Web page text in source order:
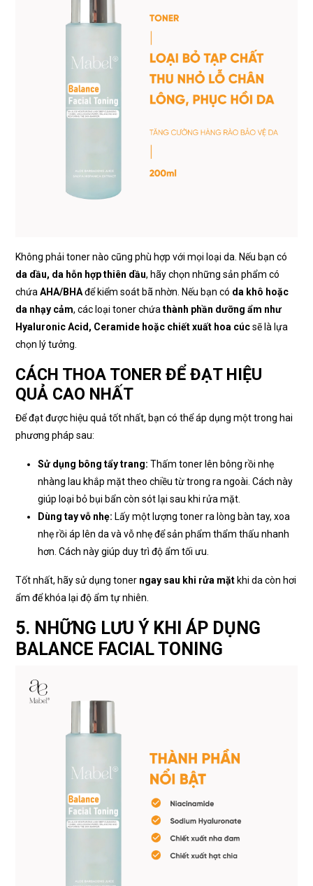
Không phải toner nào cũng phù hợp với mọi loại da. Nếu bạn có
da dầu, da hỗn hợp thiên dầu, hãy chọn những sản phẩm có
chứaAHA/BHAđể kiểm soát bã nhờn. Nếu bạn có da khô hoặc
da nhạy cảm, các loại toner chứathành phần dưỡng ẩm như
Hyaluronic Acid, Ceramide hoặc chiết xuất hoa cúcsẽ là lựa
chọn lý tưởng.
CÁCH THOA TONER ĐỂ ĐẠT HIỆU
QUẢ CAO NHẤT
Để đạt được hiệu quả tốt nhất, bạn có thể áp dụng một trong hai
phương pháp sau:
Sử dụng bông tẩy trang: Thấm toner lên bông rồi nhẹ
nhàng lau khắp mặt theo chiều từ trong ra ngoài. Cách này
giúp loại bỏ bụi bẩn còn sót lại sau khi rửa mặt.
Dùng tay vỗ nhẹ: Lấy một lượng toner ra lòng bàn tay, xoa
nhẹ rồi áp lên da và vỗ nhẹ để sản phẩm thẩm thấu nhanh
hơn. Cách này giúp duy trì độ ẩm tối ưu.
Tốt nhất, hãy sử dụng toner ngay sau khi rửa mặt khi da còn hơi
ẩm để khóa lại độ ẩm tự nhiên.
5. NHỮNG LƯU Ý KHI ÁP DỤNG
BALANCE FACIAL TONING